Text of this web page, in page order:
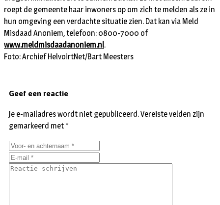
roept de gemeente haar inwoners op om zich te melden als ze in
hun omgeving een verdachte situatie zien. Dat kan via Meld
Misdaad Anoniem, telefoon: 0800-7000 of
www.meldmisdaadanoniem.nl.
Foto: Archief HelvoirtNet/Bart Meesters
Geef een reactie
Je e-mailadres wordt niet gepubliceerd.Vereiste velden zijn
gemarkeerd met *